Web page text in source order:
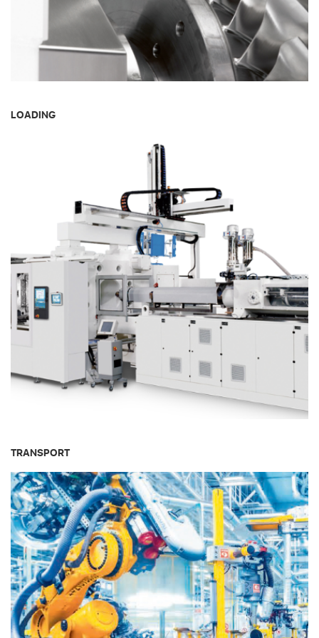
LOADING
TRANSPORT
Automation
Railway
Automatisms
Semiconductor
Actuators